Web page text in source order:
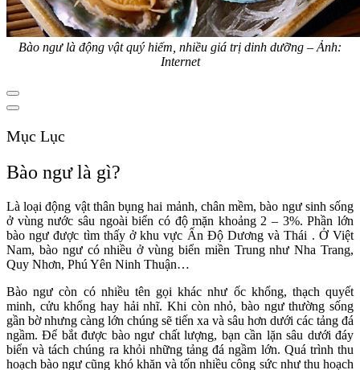
Bào ngư là động vật quý hiếm, nhiều giá trị dinh dưỡng – Ảnh:
Internet
Mục Lục
Bào ngư là gì?
Là loại động vật thân bụng hai mảnh, chân mềm, bào ngư sinh sống
ở vùng nước sâu ngoài biển có độ mặn khoảng 2 – 3%. Phần lớn
bào ngư được tìm thấy ở khu vực Ấn Độ Dương và Thái . Ở Việt
Nam, bào ngư có nhiều ở vùng biển miền Trung như Nha Trang,
Quy Nhơn, Phú Yên Ninh Thuận…
Bào ngư còn có nhiều tên gọi khác như ốc khổng, thạch quyết
minh, cửu khổng hay hải nhĩ. Khi còn nhỏ, bào ngư thường sống
gần bờ nhưng càng lớn chúng sẽ tiến xa và sâu hơn dưới các tảng đá
ngầm. Để bắt được bào ngư chất lượng, bạn cần lặn sâu dưới đáy
biển và tách chúng ra khỏi những tảng đá ngầm lớn. Quá trình thu
hoạch bào ngư cũng khó khăn và tốn nhiều công sức như thu hoạch